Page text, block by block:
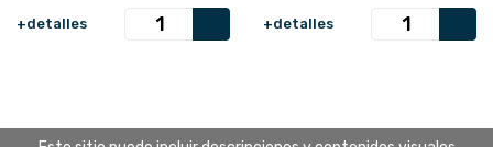
+detalles +detalles